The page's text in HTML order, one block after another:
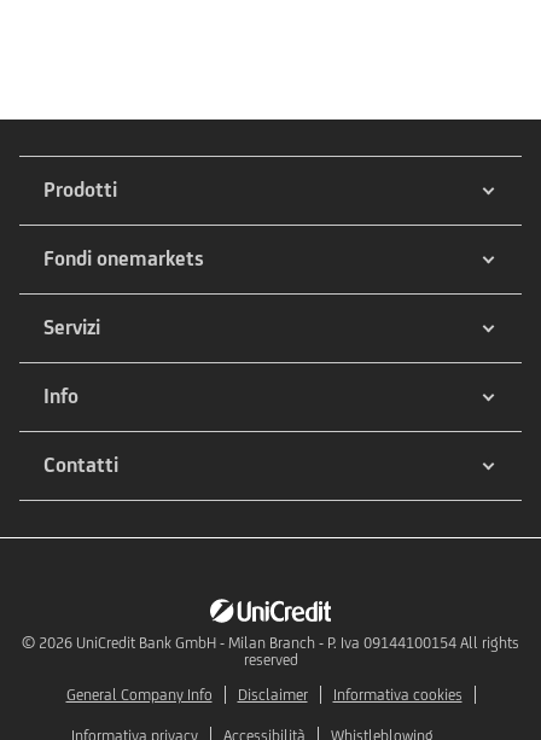
Prodotti
Fondi onemarkets
Servizi
Info
Contatti
© 2026 UniCredit Bank GmbH - Milan Branch - P. Iva 09144100154 All rights
reserved
General Company Info
Disclaimer Informativa cookies
Informativa privacy Accessibilità Whistleblowing